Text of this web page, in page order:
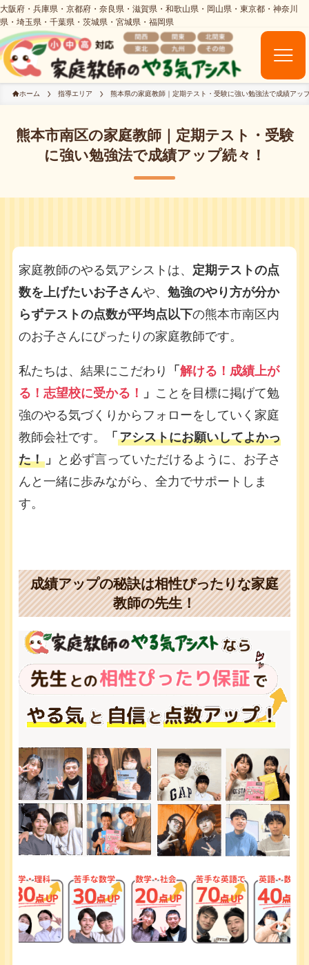
ホーム 指導エリア 熊本県の家庭教師｜定期テスト・受験に強い勉強法で成績アッ
熊本市南区の家庭教師｜定期テスト・受験
に強い勉強法で成績アップ続々！
家庭教師のやる気アシストは、 定期テストの点
数を上げたいお子さんや、 勉強のやり方が分か
らずテストの点数が平均点以下の熊本市南区内
のお子さんにぴったりの家庭教師です。
私たちは、結果にこだわり 「 解ける！成績上が
る！志望校に受かる！
」 ことを目標に掲げて勉
強のやる気づくりからフォローをしていく家庭
教師会社です。
「 アシストにお願いしてよかっ
た！」
と必ず言っていただけるように、お子さ
んと一緒に歩みながら、全力でサポートしま
す。
成績アップの秘訣は相性ぴったりな家庭
教師の先生！